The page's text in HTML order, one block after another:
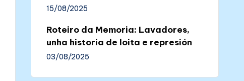
15/08/2025
Roteiro da Memoria: Lavadores,
unha historia de loita e represión
03/08/2025